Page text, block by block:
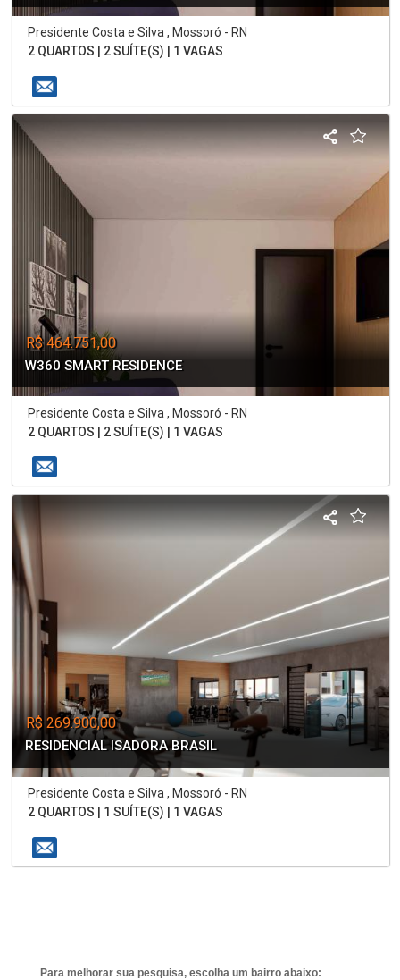
Presidente Costa e Silva , Mossoró - RN
2 QUARTOS | 2 SUÍTE(S) | 1 VAGAS
R$ 464.751,00
W360 SMART RESIDENCE
Presidente Costa e Silva , Mossoró - RN
2 QUARTOS | 2 SUÍTE(S) | 1 VAGAS
R$ 269.900,00
RESIDENCIAL ISADORA BRASIL
Presidente Costa e Silva , Mossoró - RN
2 QUARTOS | 1 SUÍTE(S) | 1 VAGAS
Para melhorar sua pesquisa, escolha um bairro abaixo: